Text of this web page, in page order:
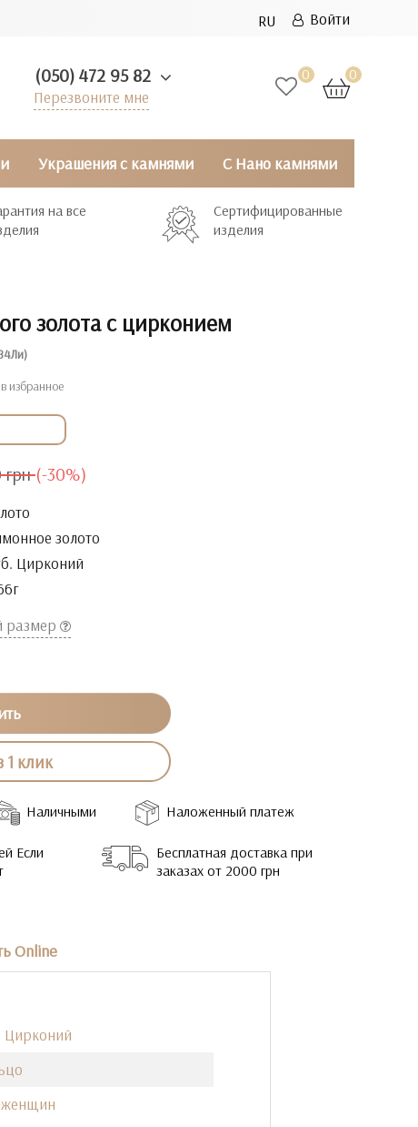
RU Войти
0 0
(050) 472 95 82
Перезвоните мне
Украшения с камнями С Нано камнями
на все
Сертифицированные
изделия
золота с цирконием
избранное
(-30%)
золото
Цирконий
размер
1 клик
Наличными Наложенный платеж
Если
Бесплатная доставка при
заказах от 2000 грн
Online
Цирконий